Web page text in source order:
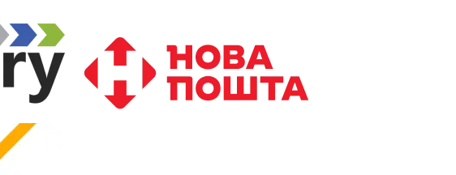
найближчим часом